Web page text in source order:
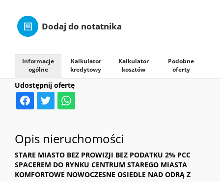
Dodaj do notatnika
Udostępnij ofertę
Informacje
ogólne
Kalkulator
kredytowy
Kalkulator
kosztów
Podobne
oferty
Opis nieruchomości
STARE MIASTO BEZ PROWIZJI BEZ PODATKU 2% PCC
SPACEREM DO RYNKU CENTRUM STAREGO MIASTA
KOMFORTOWE NOWOCZESNE OSIEDLE NAD ODRĄ Z